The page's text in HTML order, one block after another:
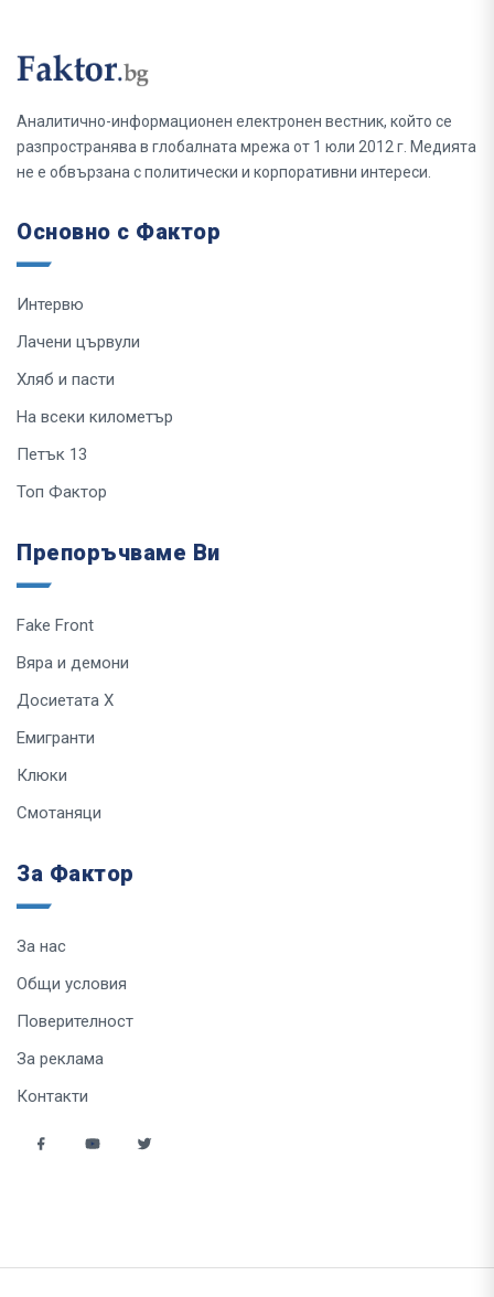
Аналитично-информационен електронен вестник, който се
разпространява в глобалната мрежа от 1 юли 2012 г. Медията
не е обвързана с политически и корпоративни интереси.
Основно с Фактор
Интервю
Лачени цървули
Хляб и пасти
На всеки километър
Петък 13
Топ Фактор
Препоръчваме Ви
Fake Front
Вяра и демони
Досиетата Х
Емигранти
Клюки
Смотаняци
За Фактор
За нас
Общи условия
Поверителност
За реклама
Контакти